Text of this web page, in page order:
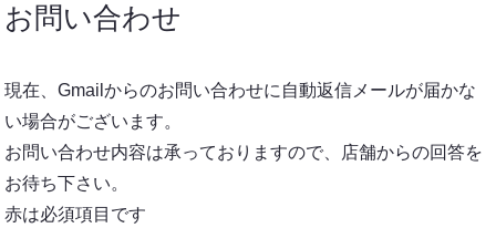
お問い合わせ
現在、Gmailからのお問い合わせに自動返信メールが届かな
い場合がございます。
お問い合わせ内容は承っておりますので、店舗からの回答を
お待ち下さい。
赤は必須項目です